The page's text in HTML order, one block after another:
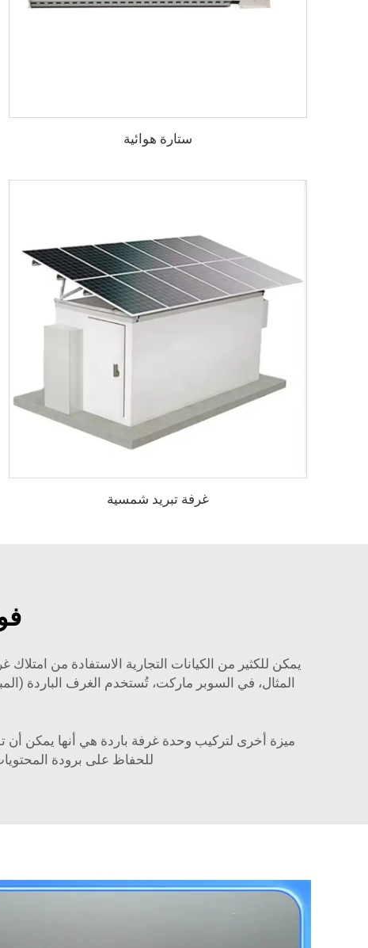
ستارة هوائية
غرفة تبريد شمسية
يمكن للكثير من الكيانات التجارية الاستفادة من
المثال، في السوبر ماركت، تُستخدم الغرف الباردة
ميزة أخرى لتركيب وحدة غرفة باردة هي أنها يمكن أن
للحفاظ على برودة